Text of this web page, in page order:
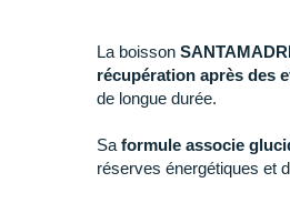
La boisson
récupération après des
de longue durée.
Sa formule associe
réserves énergétiques et